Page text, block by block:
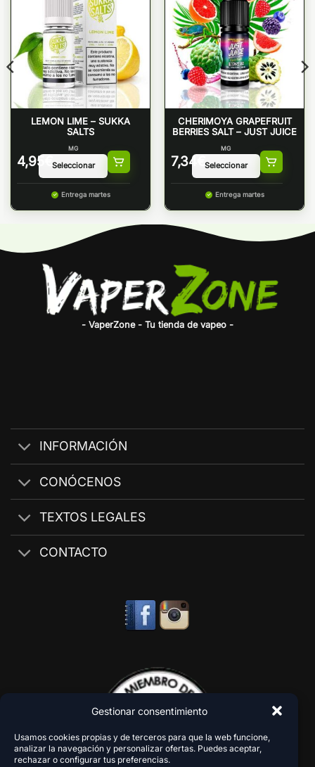
Gestionar consentimiento
Usamos cookies propias y de terceros para que la web funcione,
analizar la navegación y personalizar ofertas. Puedes aceptar,
rechazar o configurar tus preferencias.
LEMON LIME – SUKKA
SALTS
4,95 €
MG
Entrega martes
CHERIMOYA GRAPEFRUIT
BERRIES SALT – JUST JUICE
7,34 €
MG
Entrega martes
- VaperZone - Tu tienda de vapeo -
INFORMACIÓN
CONÓCENOS
TEXTOS LEGALES
CONTACTO